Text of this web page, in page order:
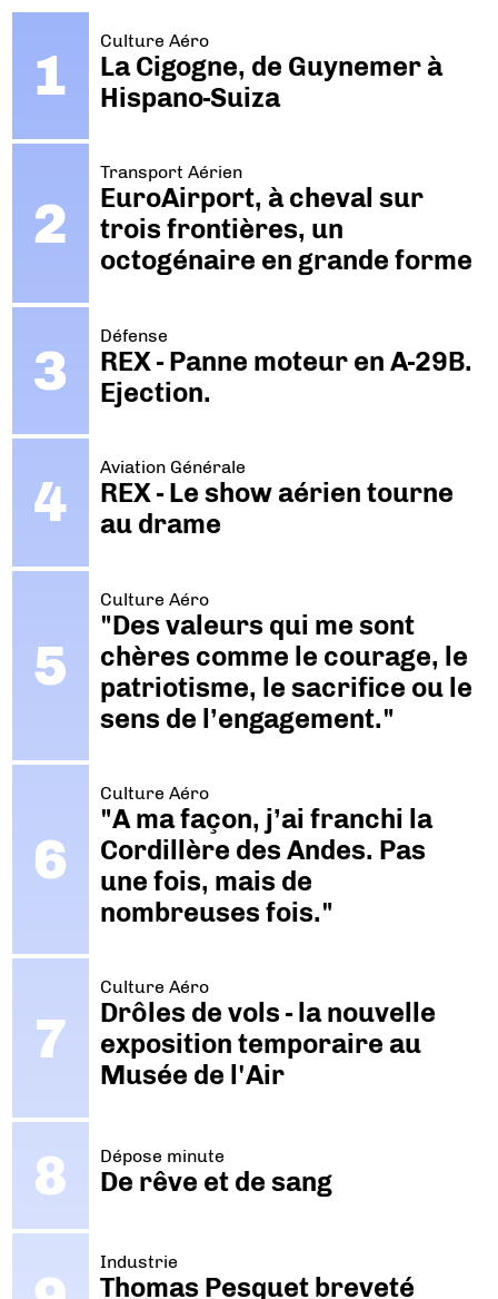
Culture Aéro
La Cigogne, de Guynemer à
Hispano-Suiza
Transport Aérien
EuroAirport, à cheval sur
trois frontières, un
octogénaire en grande forme
Défense
REX - Panne moteur en A-29B.
Ejection.
Aviation Générale
REX - Le show aérien tourne
au drame
Culture Aéro
"Des valeurs qui me sont
chères comme le courage, le
patriotisme, le sacrifice ou le
sens de l’engagement."
Culture Aéro
"A ma façon, j’ai franchi la
Cordillère des Andes. Pas
une fois, mais de
nombreuses fois."
Culture Aéro
Drôles de vols - la nouvelle
exposition temporaire au
Musée de l'Air
Dépose minute
De rêve et de sang
Industrie
Thomas Pesquet breveté